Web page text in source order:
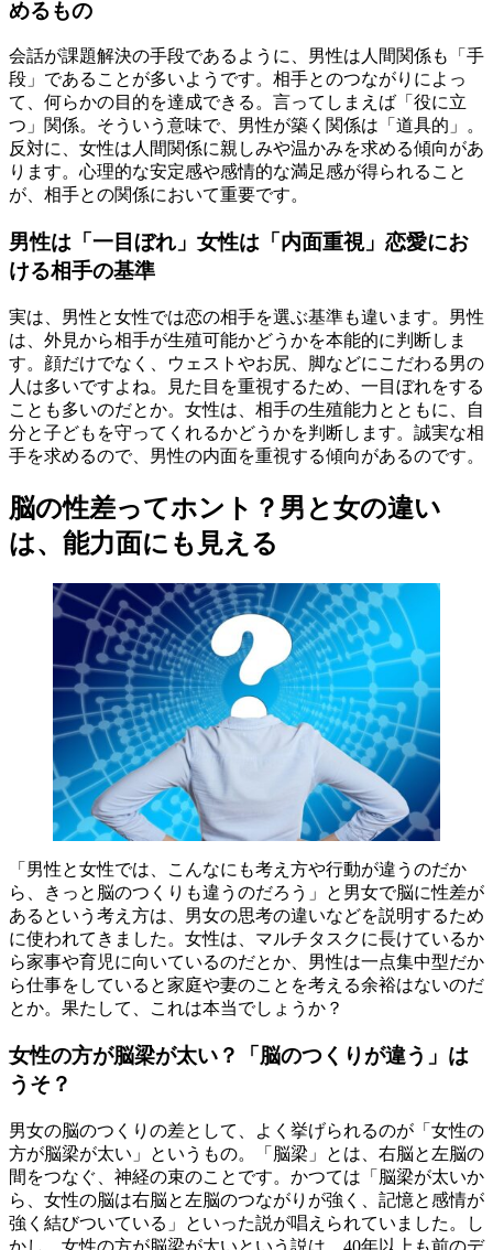
めるもの
会話が課題解決の手段であるように、男性は人間関係も「手
段」であることが多いようです。相手とのつながりによっ
て、何らかの目的を達成できる。言ってしまえば「役に立
つ」関係。そういう意味で、男性が築く関係は「道具的」。
反対に、女性は人間関係に親しみや温かみを求める傾向があ
ります。心理的な安定感や感情的な満足感が得られること
が、相手との関係において重要です。
男性は「一目ぼれ」女性は「内面重視」恋愛にお
ける相手の基準
実は、男性と女性では恋の相手を選ぶ基準も違います。男性
は、外見から相手が生殖可能かどうかを本能的に判断しま
す。顔だけでなく、ウェストやお尻、脚などにこだわる男の
人は多いですよね。見た目を重視するため、一目ぼれをする
ことも多いのだとか。女性は、相手の生殖能力とともに、自
分と子どもを守ってくれるかどうかを判断します。誠実な相
手を求めるので、男性の内面を重視する傾向があるのです。
脳の性差ってホント？男と女の違い
は、能力面にも見える
「男性と女性では、こんなにも考え方や行動が違うのだか
ら、きっと脳のつくりも違うのだろう」と男女で脳に性差が
あるという考え方は、男女の思考の違いなどを説明するため
に使われてきました。女性は、マルチタスクに長けているか
ら家事や育児に向いているのだとか、男性は一点集中型だか
ら仕事をしていると家庭や妻のことを考える余裕はないのだ
とか。果たして、これは本当でしょうか？
女性の方が脳梁が太い？「脳のつくりが違う」は
うそ？
男女の脳のつくりの差として、よく挙げられるのが「女性の
方が脳梁が太い」というもの。「脳梁」とは、右脳と左脳の
間をつなぐ、神経の束のことです。かつては「脳梁が太いか
ら、女性の脳は右脳と左脳のつながりが強く、記憶と感情が
強く結びついている」といった説が唱えられていました。し
かし、女性の方が脳梁が太いという説は、40年以上も前のデ